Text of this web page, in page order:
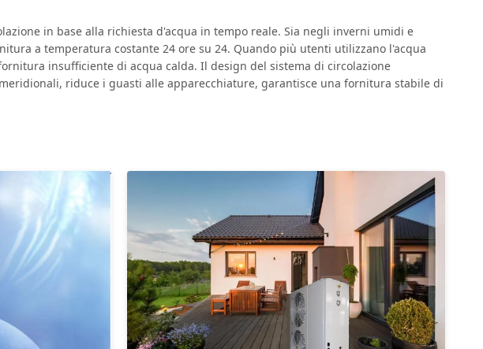
in base alla richiesta d'acqua in tempo reale. Sia negli inverni umidi e
a temperatura costante 24 ore su 24. Quando più utenti utilizzano l'acqua
insufficiente di acqua calda. Il design del sistema di circolazione
riduce i guasti alle apparecchiature, garantisce una fornitura stabile di